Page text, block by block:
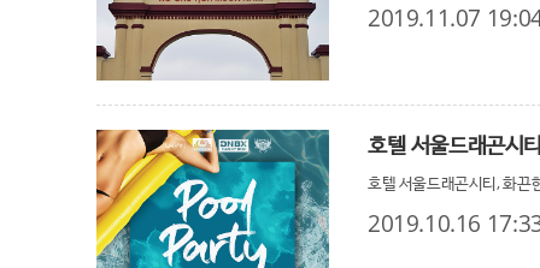
2019.11.07
호텔 서울드래곤시
호텔 서울드래곤시티, 화끈
2019.10.16